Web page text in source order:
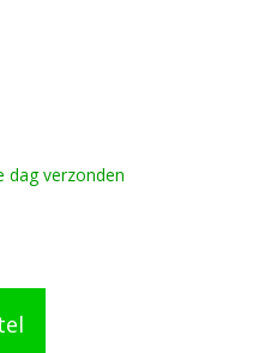
dag verzonden